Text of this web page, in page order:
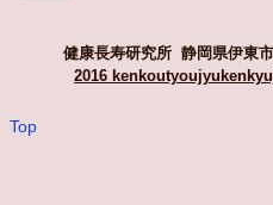
健康長寿研究所 静岡県伊東
2016
Top